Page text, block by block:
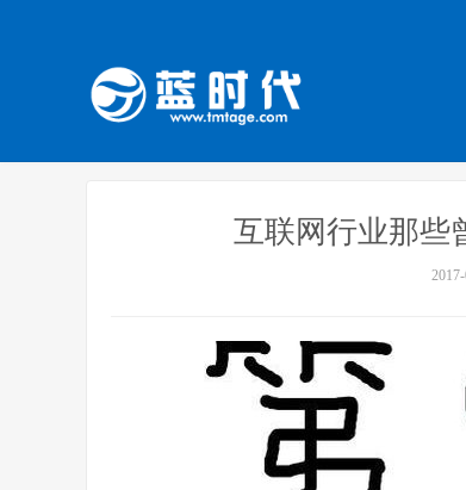
互联网行业那些